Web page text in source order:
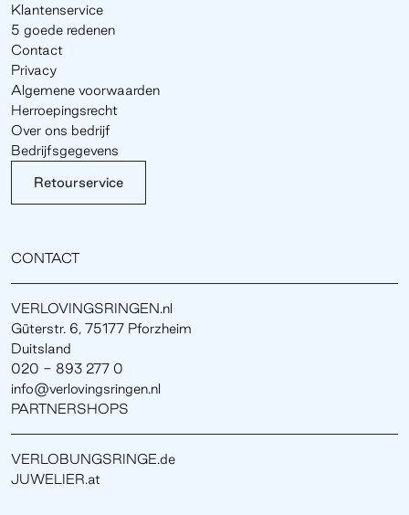
Klantenservice
5 goede redenen
Contact
Privacy
Algemene voorwaarden
Herroepingsrecht
Over ons bedrijf
Bedrijfsgegevens
Retourservice
CONTACT
VERLOVINGSRINGEN.nl
Güterstr. 6, 75177 Pforzheim
Duitsland
020 - 893 277 0
info@verlovingsringen.nl
PARTNERSHOPS
VERLOBUNGSRINGE.de
JUWELIER.at